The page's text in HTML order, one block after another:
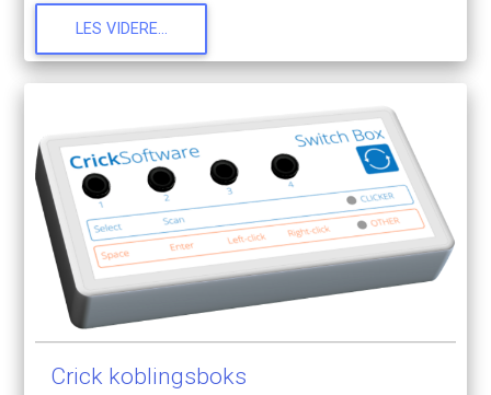
LES VIDERE...
Crick koblingsboks